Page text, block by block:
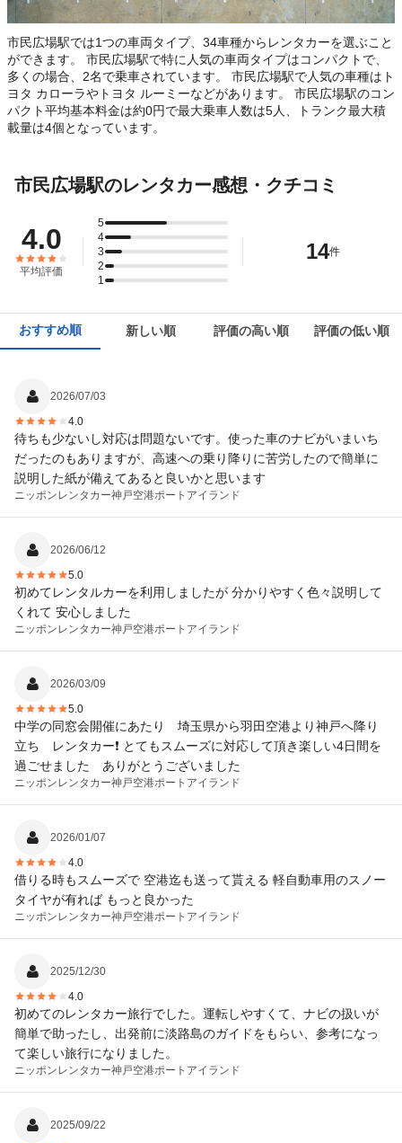
市民広場駅では1つの車両タイプ、34車種からレンタカーを選ぶこと
ができます。 市民広場駅で特に人気の車両タイプはコンパクトで、
多くの場合、2名で乗車されています。 市民広場駅で人気の車種はト
ヨタ カローラやトヨタ ルーミーなどがあります。 市民広場駅のコン
パクト平均基本料金は約0円で最大乗車人数は5人、トランク最大積
載量は4個となっています。
市民広場駅のレンタカー感想・クチコミ
4.0
平均評価
5
4
3
2
1
14件
おすすめ順 新しい順 評価の高い順 評価の低い順
2026/07/03
4.0
待ちも少ないし対応は問題ないです。使った車のナビがいまいち
だったのもありますが、高速への乗り降りに苦労したので簡単に
説明した紙が備えてあると良いかと思います
ニッポンレンタカー神戸空港ポートアイランド
2026/06/12
5.0
初めてレンタルカーを利用しましたが 分かりやすく色々説明して
くれて 安心しました
ニッポンレンタカー神戸空港ポートアイランド
2026/03/09
5.0
中学の同窓会開催にあたり 埼玉県から羽田空港より神戸へ降り
立ち レンタカー❗️ とてもスムーズに対応して頂き楽しい4日間を
過ごせました ありがとうございました
ニッポンレンタカー神戸空港ポートアイランド
2026/01/07
4.0
借りる時もスムーズで 空港迄も送って貰える 軽自動車用のスノー
タイヤが有れば もっと良かった
ニッポンレンタカー神戸空港ポートアイランド
2025/12/30
4.0
初めてのレンタカー旅行でした。運転しやすくて、ナビの扱いが
簡単で助ったし、出発前に淡路島のガイドをもらい、参考になっ
て楽しい旅行になりました。
ニッポンレンタカー神戸空港ポートアイランド
2025/09/22